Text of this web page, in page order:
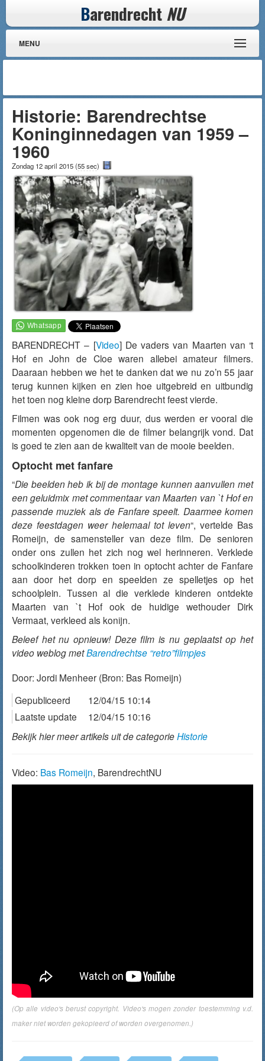
Barendrecht NU
MENU
Historie: Barendrechtse
Koninginnedagen van 1959 –
1960
Zondag 12 april 2015(55 sec)
BARENDRECHT – [Video] De vaders van Maarten van ‘t
Hof en John de Cloe waren allebei amateur filmers.
Daaraan hebben we het te danken dat we nu zo’n 55 jaar
terug kunnen kijken en zien hoe uitgebreid en uitbundig
het toen nog kleine dorp Barendrecht feest vierde.
Filmen was ook nog erg duur, dus werden er vooral die
momenten opgenomen die de filmer belangrijk vond. Dat
is goed te zien aan de kwaliteit van de mooie beelden.
Optocht met fanfare
“Die beelden heb ik bij de montage kunnen aanvullen met
een geluidmix met commentaar van Maarten van `t Hof en
passende muziek als de Fanfare speelt. Daarmee komen
deze feestdagen weer helemaal tot leven“, vertelde Bas
Romeijn, de samensteller van deze film. De senioren
onder ons zullen het zich nog wel herinneren. Verklede
schoolkinderen trokken toen in optocht achter de Fanfare
aan door het dorp en speelden ze spelletjes op het
schoolplein. Tussen al die verklede kinderen ontdekte
Maarten van `t Hof ook de huidige wethouder Dirk
Vermaat, verkleed als konijn.
Beleef het nu opnieuw! Deze film is nu geplaatst op het
video weblog metBarendrechtse “retro”filmpjes
Door: Jordi Menheer (Bron: Bas Romeijn)
Gepubliceerd
12/04/15 10:14
Laatste update
12/04/15 10:16
Bekijk hier meer artikels uit de categorieHistorie
Video: Bas Romeijn, BarendrechtNU
(Op alle video's berust copyright. Video's mogen zonder toestemming v.d.
maker niet worden gekopieerd of worden overgenomen.)